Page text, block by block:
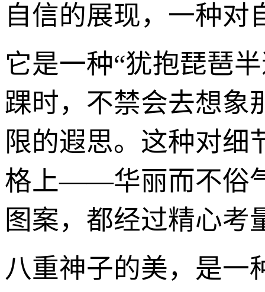
自信的展现，一种对
它是一种“犹抱琵琶
踝时，不禁会去想象
限的遐思。这种对细
格上——华丽而不俗
图案，都经过精心考
八重神子的美，是一